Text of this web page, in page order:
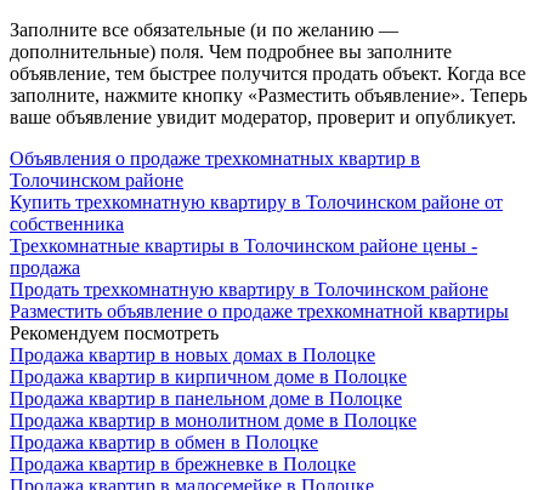
Заполните все обязательные (и по желанию —
дополнительные) поля. Чем подробнее вы заполните
объявление, тем быстрее получится продать объект. Когда все
заполните, нажмите кнопку «Разместить объявление». Теперь
ваше объявление увидит модератор, проверит и опубликует.
Объявления о продаже трехкомнатных квартир в
Толочинском районе
Купить трехкомнатную квартиру в Толочинском районе от
собственника
Трехкомнатные квартиры в Толочинском районе цены -
продажа
Продать трехкомнатную квартиру в Толочинском районе
Разместить объявление о продаже трехкомнатной квартиры
Рекомендуем посмотреть
Продажа квартир в новых домах в Полоцке
Продажа квартир в кирпичном доме в Полоцке
Продажа квартир в панельном доме в Полоцке
Продажа квартир в монолитном доме в Полоцке
Продажа квартир в обмен в Полоцке
Продажа квартир в брежневке в Полоцке
Продажа квартир в малосемейке в Полоцке